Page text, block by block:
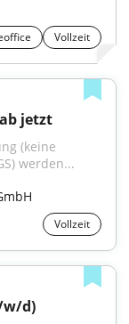
Vollzeit
jetzt
(keine
werden...
Vollzeit
w/d)